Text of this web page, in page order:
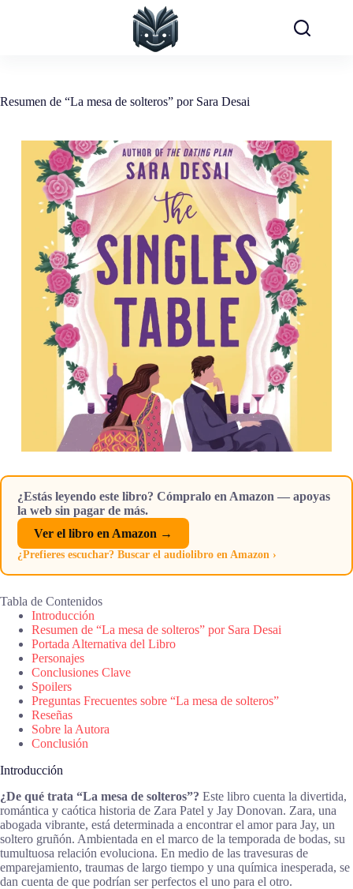
Resumen de “La mesa de solteros” por Sara Desai
¿Estás leyendo este libro? Cómpralo en Amazon — apoyas
la web sin pagar de más.
Ver el libro en Amazon →
¿Prefieres escuchar? Buscar el audiolibro en Amazon ›
Tabla de Contenidos
Introducción
Resumen de “La mesa de solteros” por Sara Desai
Portada Alternativa del Libro
Personajes
Conclusiones Clave
Spoilers
Preguntas Frecuentes sobre “La mesa de solteros”
Reseñas
Sobre la Autora
Conclusión
Introducción
¿De qué trata “La mesa de solteros”? Este libro cuenta la divertida,
romántica y caótica historia de Zara Patel y Jay Donovan. Zara, una
abogada vibrante, está determinada a encontrar el amor para Jay, un
soltero gruñón. Ambientada en el marco de la temporada de bodas, su
tumultuosa relación evoluciona. En medio de las travesuras de
emparejamiento, traumas de largo tiempo y una química inesperada, se
dan cuenta de que podrían ser perfectos el uno para el otro.